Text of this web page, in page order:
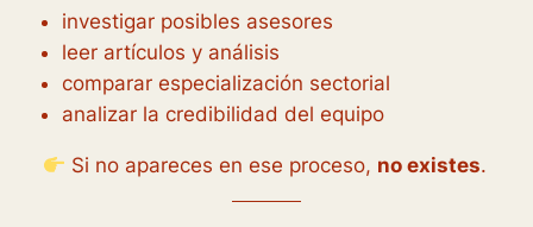
investigar posibles asesores
leer artículos y análisis
comparar especialización sectorial
analizar la credibilidad del equipo
Si no apareces en ese proceso, no existes.